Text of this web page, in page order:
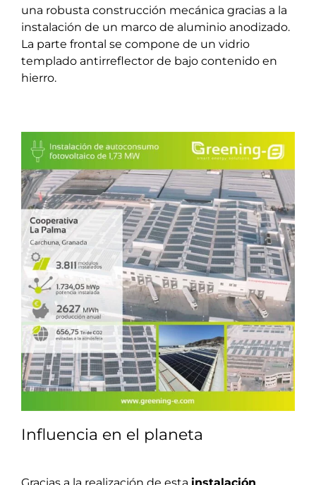
una robusta construcción mecánica gracias a la
instalación de un marco de aluminio anodizado.
La parte frontal se compone de un vidrio
templado antirreflector de bajo contenido en
hierro.
Influencia en el planeta
Gracias a la realización de esta instalación